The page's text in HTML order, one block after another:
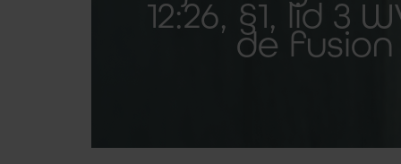
12:26, §1, lid
de fusion